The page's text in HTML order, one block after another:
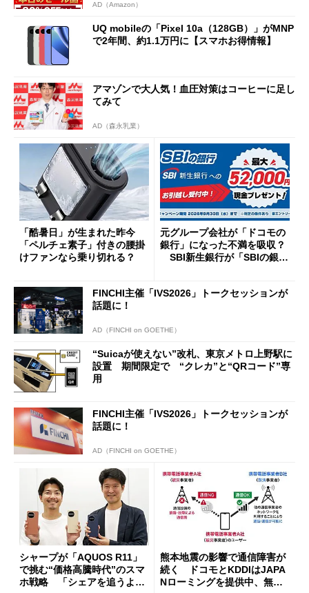
AD（Amazon）
UQ mobileの「Pixel 10a（128GB）」がMNP
で2年間、約1.1万円に【スマホお得情報】
アマゾンで大人気！血圧対策はコーヒーに足し
てみて
AD（森永乳業）
「酷暑日」が生まれた昨今
「ペルチェ素子」付きの腰掛
けファンなら乗り切れる？
元グループ会社が「ドコモの
銀行」になった不満を吸収？
SBI新生銀行が「SBIの銀
開催
FINCHI主催「IVS2026」トークセッションが
話題に！
AD（FINCHI on GOETHE）
“Suicaが使えない”改札、東京メトロ上野駅に
設置 期間限定で “クレカ”と“QRコード”専
用
FINCHI主催「IVS2026」トークセッションが
話題に！
AD（FINCHI on GOETHE）
シャープが「AQUOS R11」
で挑む“価格高騰時代”のスマ
ホ戦略 「シェアを追うより
熊本地震の影響で通信障害が
続く ドコモとKDDIはJAPA
Nローミングを提供中、無料